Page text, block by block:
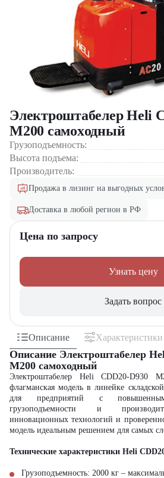
Электроштабелер Heli
M200 самоxодный
Грузоподъемность:
Высота подъема:
Производитель:
Продажа в лизинг на выгодных
Доставка в любой регион в РФ
Цена по запросу
Узнать цену
Задать вопрос
Описание Характеристики
Описание Электроштабелер
M200 самоxодный
Электроштабелер Heli CDD20-D930
флагманская модель в линейке
для предприятий с
грузоподъемности и
инновационных технологий и
модель идеальным решением для самых
Технические характеристики Heli
Грузоподъемность: 2000 кг –